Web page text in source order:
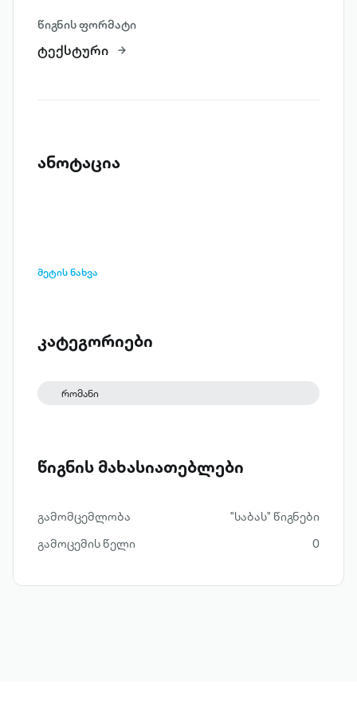
წიგნის ფორმატი
ტექსტური
ანოტაცია
მეტის ნახვა
კატეგორიები
რომანი
წიგნის მახასიათებლები
გამომცემლობა
"საბას" წიგნები
გამოცემის წელი
0